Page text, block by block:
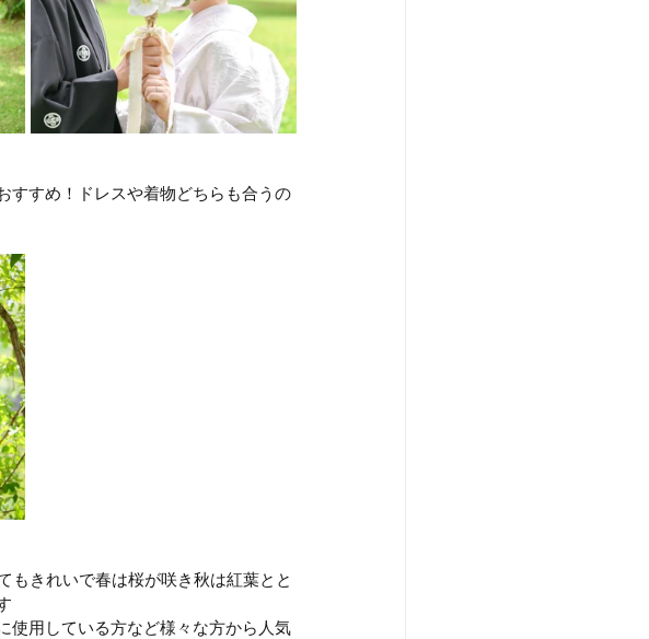
すすめ！ドレスや着物どちらも合うの
もきれいで春は桜が咲き秋は紅葉とと
使用している方など様々な方から人気